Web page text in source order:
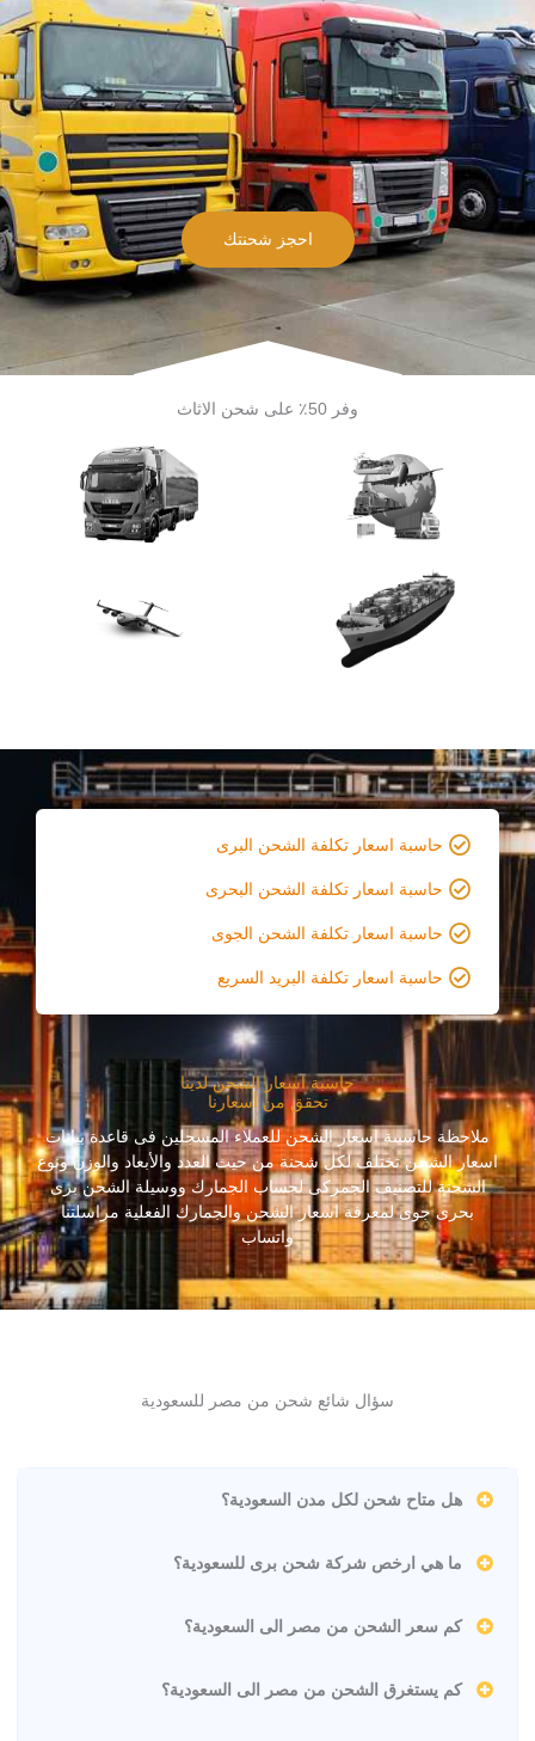
احجز شحنتك
وفر 50٪ على شحن الاثاث
حاسبة اسعار تكلفة الشحن البرى
حاسبة اسعار تكلفة الشحن البحرى
حاسبة اسعار تكلفة الشحن الجوى
حاسبة اسعار تكلفة البريد السريع
حاسبة اسعار الشحن لدينا
تحقق من أسعارنا
ملاحظة حاسبىة اسعار الشحن للعملاء المسجلين فى قاعدة بيانات
اسعار الشحن تختلف لكل شحنة من حيث العدد والأبعاد والوزن ونوع
الشحنة للتصنيف الجمركى لحساب الجمارك ووسيلة الشحن برى
بحرى جوى لمعرفة اسعار الشحن والجمارك الفعلية مراسلتنا
واتساب
سؤال شائع شحن من مصر للسعودية
هل متاح شحن لكل مدن السعودية؟
ما هي ارخص شركة شحن برى للسعودية؟
كم سعر الشحن من مصر الى السعودية؟
كم يستغرق الشحن من مصر الى السعودية؟